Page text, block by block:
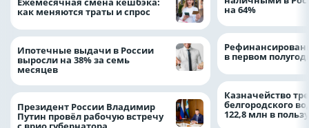
как меняются траты и спрос
Ипотечные выдачи в России
выросли на 38% за семь
месяцев
Президент России Владимир
Путин провёл рабочую встречу
на 64%
в первом
Казначейство
белгородского
122,8 млн в